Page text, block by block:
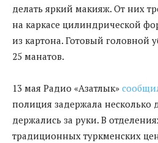
делать яркий макияж. От них
на каркасе цилиндрической
из картона. Готовый головной
25 манатов.
13 мая Радио «Азатлык»
полиция задержала несколько
держались за руки. В
традиционных туркменских